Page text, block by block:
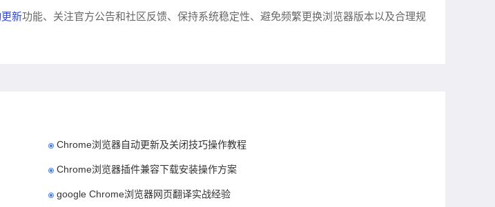
新功能、关注官方公告和社区反馈、保持系统稳定性、避免频繁更换浏览器版本以及合理规
Chrome浏览器自动更新及关闭技巧操作教程
Chrome浏览器插件兼容下载安装操作方案
google Chrome浏览器网页翻译实战经验